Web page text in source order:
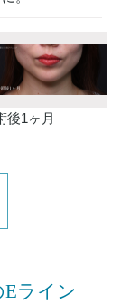
後1ヶ月
Eライン